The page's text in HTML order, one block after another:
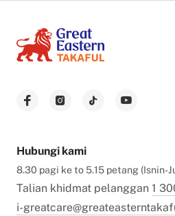
Hubungi kami
8.30 pagi ke to 5.15 petang (Isnin-
Talian khidmat pelanggan 1
i-